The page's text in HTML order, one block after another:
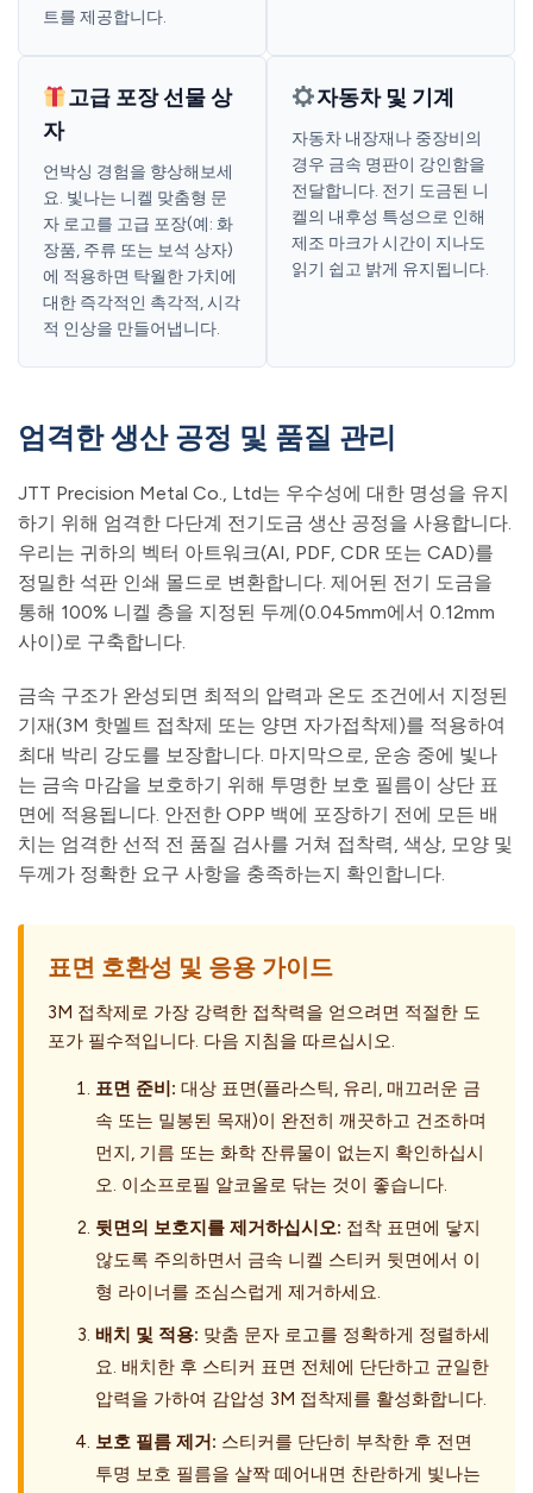
트를 제공합니다.
고급 포장 선물 상
자
언박싱 경험을 향상해보세
요. 빛나는 니켈 맞춤형 문
자 로고를 고급 포장(예: 화
장품, 주류 또는 보석 상자)
에 적용하면 탁월한 가치에
대한 즉각적인 촉각적, 시각
적 인상을 만들어냅니다.
자동차 및 기계
자동차 내장재나 중장비의
경우 금속 명판이 강인함을
전달합니다. 전기 도금된 니
켈의 내후성 특성으로 인해
제조 마크가 시간이 지나도
읽기 쉽고 밝게 유지됩니다.
엄격한 생산 공정 및 품질 관리
JTT Precision Metal Co., Ltd는 우수성에 대한 명성을 유지
하기 위해 엄격한 다단계 전기도금 생산 공정을 사용합니다.
우리는 귀하의 벡터 아트워크(AI, PDF, CDR 또는 CAD)를
정밀한 석판 인쇄 몰드로 변환합니다. 제어된 전기 도금을
통해 100% 니켈 층을 지정된 두께(0.045mm에서 0.12mm
사이)로 구축합니다.
금속 구조가 완성되면 최적의 압력과 온도 조건에서 지정된
기재(3M 핫멜트 접착제 또는 양면 자가접착제)를 적용하여
최대 박리 강도를 보장합니다. 마지막으로, 운송 중에 빛나
는 금속 마감을 보호하기 위해 투명한 보호 필름이 상단 표
면에 적용됩니다. 안전한 OPP 백에 포장하기 전에 모든 배
치는 엄격한 선적 전 품질 검사를 거쳐 접착력, 색상, 모양 및
두께가 정확한 요구 사항을 충족하는지 확인합니다.
표면 호환성 및 응용 가이드
3M 접착제로 가장 강력한 접착력을 얻으려면 적절한 도
포가 필수적입니다. 다음 지침을 따르십시오.
표면 준비: 대상 표면(플라스틱, 유리, 매끄러운 금
속 또는 밀봉된 목재)이 완전히 깨끗하고 건조하며
먼지, 기름 또는 화학 잔류물이 없는지 확인하십시
오. 이소프로필 알코올로 닦는 것이 좋습니다.
뒷면의 보호지를 제거하십시오: 접착 표면에 닿지
않도록 주의하면서 금속 니켈 스티커 뒷면에서 이
형 라이너를 조심스럽게 제거하세요.
배치 및 적용: 맞춤 문자 로고를 정확하게 정렬하세
요. 배치한 후 스티커 표면 전체에 단단하고 균일한
압력을 가하여 감압성 3M 접착제를 활성화합니다.
보호 필름 제거: 스티커를 단단히 부착한 후 전면
투명 보호 필름을 살짝 떼어내면 찬란하게 빛나는